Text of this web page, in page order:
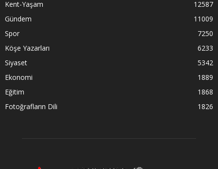
Kent-Yaşam
12587
Gündem
11009
Spor
7250
Köşe Yazarları
6233
Siyaset
5342
Ekonomi
1889
Eğitim
1868
Fotoğrafların Dili
1826